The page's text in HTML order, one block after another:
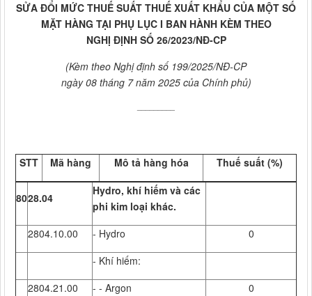
SỬA ĐỔI MỨC THUẾ SUẤT THUẾ XUẤT KHẨU CỦA MỘT SỐ
MẶT HÀNG TẠI PHỤ LỤC I BAN HÀNH KÈM THEO
NGHỊ ĐỊNH SỐ 26/2023/NĐ-CP
(Kèm theo Nghị định số 199/2025/NĐ-CP
ngày 08 tháng 7 năm 2025 của Chính phủ)
STT Mã hàng Mô tả hàng hóa Thuế suất (%)
8028.04
Hydro, khí hiếm và các
phi kim loại khác.
2804.10.00
- Hydro
0
- Khí hiếm:
2804.21.00
- - Argon
0